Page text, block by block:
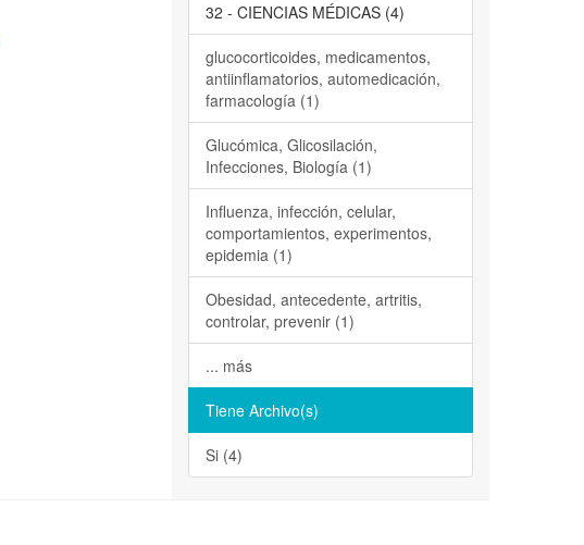
32 - CIENCIAS MÉDICAS (4)
glucocorticoides, medicamentos,
antiinflamatorios, automedicación,
farmacología (1)
Glucómica, Glicosilación,
Infecciones, Biología (1)
Influenza, infección, celular,
comportamientos, experimentos,
epidemia (1)
Obesidad, antecedente, artritis,
controlar, prevenir (1)
... más
Tiene Archivo(s)
Si (4)